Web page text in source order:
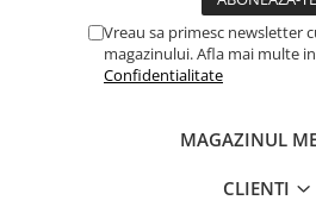
Adaptoare PowerLAN
Alte accesorii retea
Vreau sa primesc newsletter
magazinului. Afla mai multe in
Confidentialitate
MAGAZINUL
CLIENTI